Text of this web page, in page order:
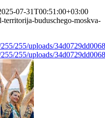
07-31T00:51:00+03:00
territorija-buduschego-moskva-
255/uploads/
255/uploads/